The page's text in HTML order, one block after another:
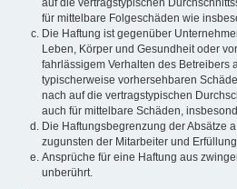
für mittelbare Folgeschäden wie
Die Haftung ist gegenüber
Leben, Körper und Gesundheit oder
fahrlässigem Verhalten des Betreibers
typischerweise vorhersehbaren
nach auf die vertragstypischen
auch für mittelbare Schäden,
Die Haftungsbegrenzung der Absätze
zugunsten der Mitarbeiter und
Ansprüche für eine Haftung aus
unberührt.